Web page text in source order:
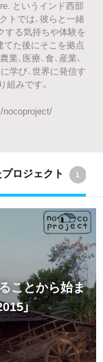
というインド西部
トでは、彼らと一緒
する気持ちや体験を
てた後にそこを拠点
、医療、食、産業、
学び、世界に発信す
組みです。
nocoproject/
ロジェクト 1
ことから始ま
」